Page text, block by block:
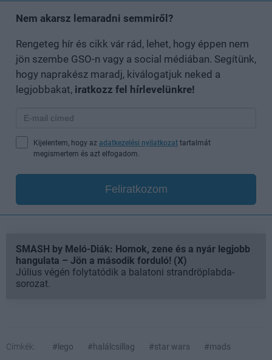
Nem akarsz lemaradni semmiről?
Rengeteg hír és cikk vár rád, lehet, hogy éppen nem
jön szembe GSO-n vagy a social médiában. Segítünk,
hogy naprakész maradj, kiválogatjuk neked a
legjobbakat, iratkozz fel hírlevelünkre!
Kijelentem, hogy az adatkezelési nyilatkozat tartalmát
megismertem és azt elfogadom.
Feliratkozom
SMASH by Meló-Diák: Homok, zene és a nyár legjobb
hangulata – Jön a második forduló! (X)
Július végén folytatódik a balatoni strandröplabda-
sorozat.
Címkék: #lego #halálcsillag #star wars
#mads